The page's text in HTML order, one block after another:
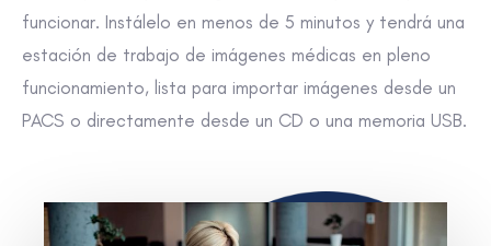
funcionar. Instálelo en menos de 5 minutos y tendrá una
estación de trabajo de imágenes médicas en pleno
funcionamiento, lista para importar imágenes desde un
PACS o directamente desde un CD o una memoria USB.